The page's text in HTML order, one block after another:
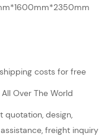
costs for free
Over The World
quotation, design,
freight inquiry